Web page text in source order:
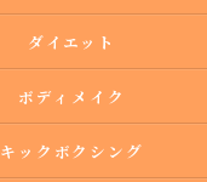
ダイエット
ボディメイク
キックボクシング